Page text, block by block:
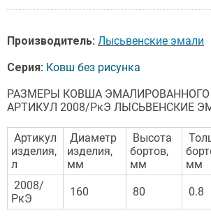
Производитель: Лысьвенские эмали
Серия: Ковш без рисунка
РАЗМЕРЫ КОВША ЭМАЛИРОВАННОГО
АРТИКУЛ 2008/РкЭ ЛЫСЬВЕНСКИЕ
Артикул
изделия,
л
Диаметр
изделия,
мм
Высота
бортов,
мм
мм
2008/
РкЭ
160 80 0.8